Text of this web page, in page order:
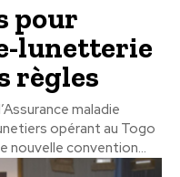
pour
lunetterie
règles
maladie
opérant au Togo
nouvelle convention...